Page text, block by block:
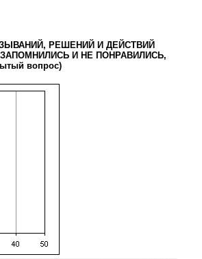
РЕШЕНИЙ И ДЕЙСТВИЙ
И НЕ ПОНРАВИЛИСЬ,
вопрос)